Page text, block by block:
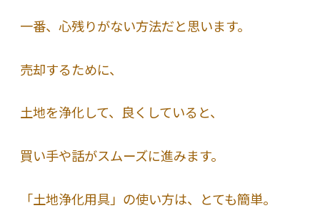
一番、心残りがない方法だと思います。
売却するために、
土地を浄化して、良くしていると、
買い手や話がスムーズに進みます。
「土地浄化用具」の使い方は、とても簡単。